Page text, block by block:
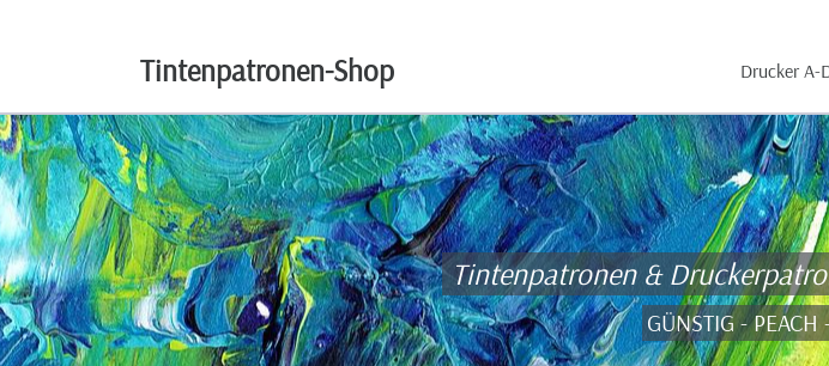
Tintenpatronen-Shop Drucker A-
Tintenpatronen &
GÜNSTIG -